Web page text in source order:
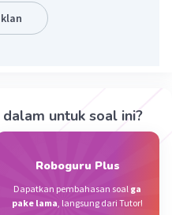
Balas
untuk soal ini?
Roboguru Plus
Dapatkan pembahasan soal ga
pake lama, langsung dari Tutor!